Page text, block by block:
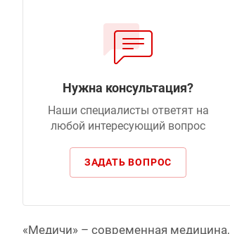
Нужна консультация?
Наши специалисты ответят на
любой интересующий вопрос
ЗАДАТЬ ВОПРОС
«Медичи» – современная медицина,